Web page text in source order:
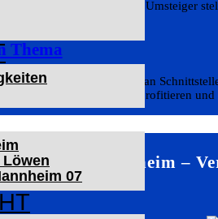
Löwen
07
Für Einsteiger und Umsteiger
Thema
Innovation entsteht an
Branchen voneinander profitieren
Mannheim –